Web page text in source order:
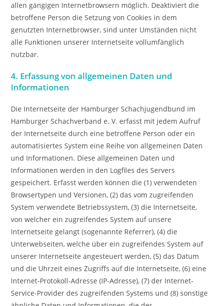
allen gängigen Internetbrowsern möglich. Deaktiviert die
betroffene Person die Setzung von Cookies in dem
genutzten Internetbrowser, sind unter Umständen nicht
alle Funktionen unserer Internetseite vollumfänglich
nutzbar.
4. Erfassung von allgemeinen Daten und
Informationen
Die Internetseite der Hamburger Schachjugendbund im
Hamburger Schachverband e. V. erfasst mit jedem Aufruf
der Internetseite durch eine betroffene Person oder ein
automatisiertes System eine Reihe von allgemeinen Daten
und Informationen. Diese allgemeinen Daten und
Informationen werden in den Logfiles des Servers
gespeichert. Erfasst werden können die (1) verwendeten
Browsertypen und Versionen, (2) das vom zugreifenden
System verwendete Betriebssystem, (3) die Internetseite,
von welcher ein zugreifendes System auf unsere
Internetseite gelangt (sogenannte Referrer), (4) die
Unterwebseiten, welche über ein zugreifendes System auf
unserer Internetseite angesteuert werden, (5) das Datum
und die Uhrzeit eines Zugriffs auf die Internetseite, (6) eine
Internet-Protokoll-Adresse (IP-Adresse), (7) der Internet-
Service-Provider des zugreifenden Systems und (8) sonstige